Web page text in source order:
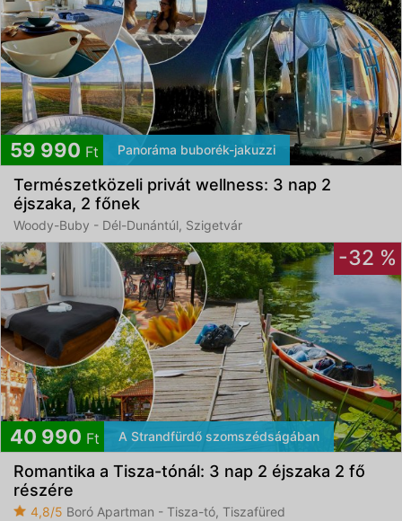
59 990 Ft Panoráma buborék-jakuzzi
Természetközeli privát wellness: 3 nap 2
éjszaka, 2 főnek
Woody-Buby - Dél-Dunántúl, Szigetvár
-32 %
40 990 Ft A Strandfürdő szomszédságában
Romantika a Tisza-tónál: 3 nap 2 éjszaka 2 fő
részére
4,8/5 Boró Apartman - Tisza-tó, Tiszafüred